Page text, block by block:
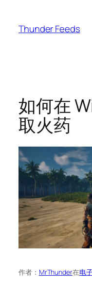
Thunder Feeds
如何在
取火药
作者： MrThunder在电